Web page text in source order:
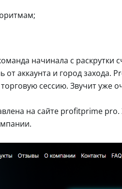
начинала с раскрутки
аккаунта и город захода.
сессию. Звучит уже
на сайте profitprime pro.